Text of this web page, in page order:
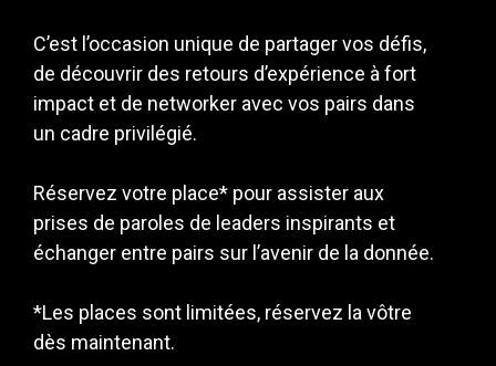
C’est l’occasion unique de partager vos défis,
de découvrir des retours d’expérience à fort
impact et de networker avec vos pairs dans
un cadre privilégié.
Réservez votre place* pour assister aux
prises de paroles de leaders inspirants et
échanger entre pairs sur l’avenir de la donnée.
*Les places sont limitées, réservez la vôtre
dès maintenant.